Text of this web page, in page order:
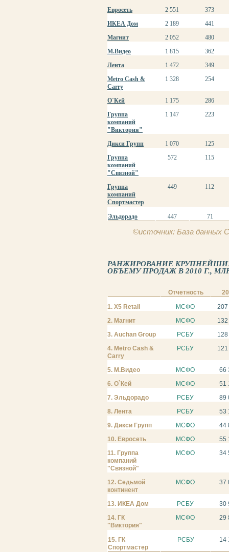
Евросеть 2 551
373
ИКЕА Дом
2 189
441
Магнит
2 052
480
М.Видео
1 815
362
Лента
1 472
349
Metro Cash &
Carry
1 328 254
О`Кей 1 175
286
Группа
компаний
"Виктория"
1 147 223
Дикси Групп 1 070
125
Группа
компаний
"Связной"
572 115
Группа
компаний
Спортмастер
449 112
Эльдорадо 447 71
©источник: База данных
РАНЖИРОВАНИЕ
ОБЪЕМУ ПРОДАЖ В 2010 Г.,
Отчетность
1. X5 Retail
МСФО
2. Магнит
МСФО
3. Auchan Group
РСБУ
4. Metro Cash &
Carry
РСБУ
5. М.Видео МСФО
66
6. О`Кей
МСФО
51
7. Эльдорадо
РСБУ
89
8. Лента
РСБУ
53
9. Дикси Групп
МСФО
44
10. Евросеть
МСФО
55
11. Группа
компаний
"Связной"
МСФО 34
12. Седьмой
континент
МСФО 37
13. ИКЕА Дом РСБУ
30
14. ГК
"Виктория"
МСФО 29
15. ГК
Спортмастер
РСБУ 14